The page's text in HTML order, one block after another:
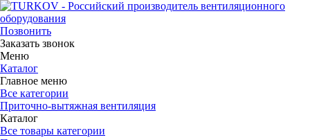
Позвонить
Заказать звонок
Меню
Каталог
Главное меню
Все категории
Приточно-вытяжная вентиляция
Каталог
Все товары категории